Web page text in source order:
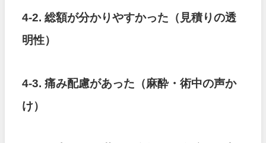
4-2. 総額が分かりやすかった（見積りの透
明性）
4-3. 痛み配慮があった（麻酔・術中の声か
け）